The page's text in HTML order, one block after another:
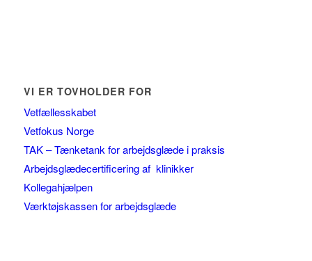
VI ER TOVHOLDER FOR
Vetfællesskabet
Vetfokus Norge
TAK – Tænketank for arbejdsglæde i praksis
Arbejdsglædecertificering af klinikker
Kollegahjælpen
Værktøjskassen for arbejdsglæde